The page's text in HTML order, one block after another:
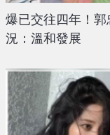
爆已交往四年！
況：溫和發展